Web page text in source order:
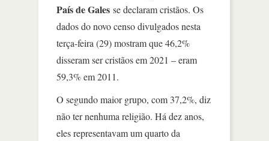
País de Gales se declaram cristãos. Os
dados do novo censo divulgados nesta
terça-feira (29) mostram que 46,2%
disseram ser cristãos em 2021 – eram
59,3% em 2011.
O segundo maior grupo, com 37,2%, diz
não ter nenhuma religião. Há dez anos,
eles representavam um quarto da